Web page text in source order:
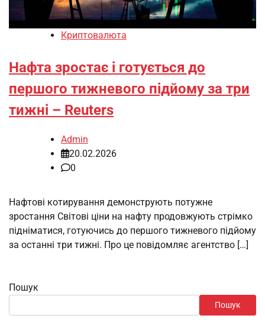
Криптовалюта
Нафта зростає і готується до
першого тижневого підйому за три
тижні – Reuters
Admin
20.02.2026
0
Нафтові котирування демонструють потужне
зростання Світові ціни на нафту продовжують стрімко
підніматися, готуючись до першого тижневого підйому
за останні три тижні. Про це повідомляє агентство […]
Пошук
Пошук